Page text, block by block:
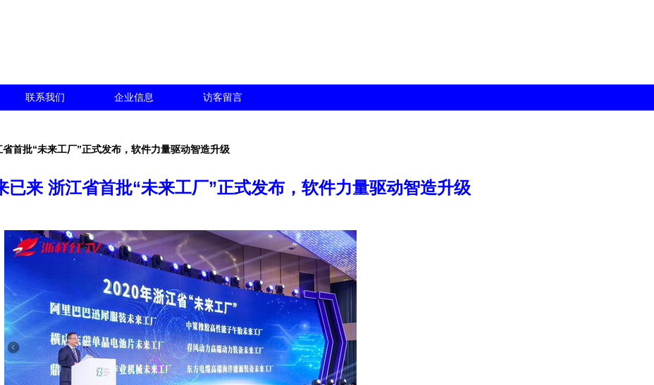
联系我们 企业信息 访客留言
首批“未来工厂”正式发布，软件力量驱动智造升级
已来 浙江省首批“未来工厂”正式发布，软件力量驱动智造升级